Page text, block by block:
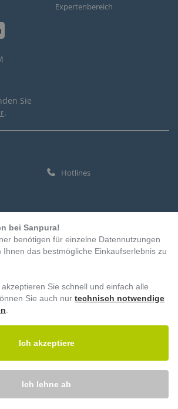
Sie
.
Expertenbereich
Hotlines
Vorkasse
bei Sanpura!
benötigen für einzelne Datennutzungen
Ihnen das bestmögliche Einkaufserlebnis zu
akzeptieren Sie schnell und einfach alle
Sie auch nur technisch notwendige
Ich akzeptiere
Ich lehne ab